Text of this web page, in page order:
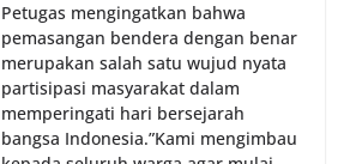
Petugas mengingatkan bahwa
pemasangan bendera dengan benar
merupakan salah satu wujud nyata
partisipasi masyarakat dalam
memperingati hari bersejarah
bangsa Indonesia.‎‎”Kami mengimbau